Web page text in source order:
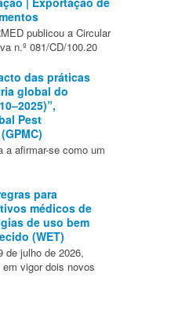
publicou a Circular
n.º 081/CD/100.20
das práticas
global do
Pest
a afirmar-se como um
para
médicos de
de uso bem
(WET)
de julho de 2026,
em vigor dois novos